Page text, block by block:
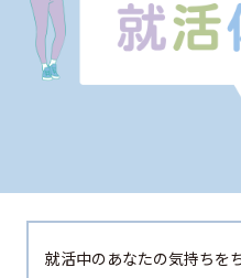
就活中のあなたの気持ちを